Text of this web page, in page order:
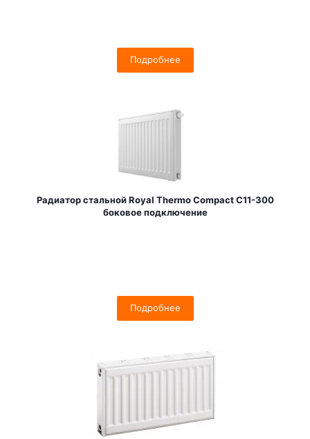
Подробнее
Радиатор стальной Royal Thermo Compact C11-300
боковое подключение
Подробнее